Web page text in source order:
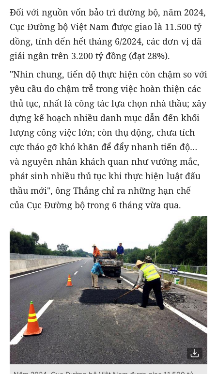
Đối với nguồn vốn bảo trì đường bộ, năm 2024,
Cục Đường bộ Việt Nam được giao là 11.500 tỷ
đồng, tính đến hết tháng 6/2024, các đơn vị đã
giải ngân trên 3.200 tỷ đồng (đạt 28%).
"Nhìn chung, tiến độ thực hiện còn chậm so với
yêu cầu do chậm trễ trong việc hoàn thiện các
thủ tục, nhất là công tác lựa chọn nhà thầu; xây
dựng kế hoạch nhiều danh mục dẫn đến khối
lượng công việc lớn; còn thụ động, chưa tích
cực tháo gỡ khó khăn để đẩy nhanh tiến độ…
và nguyên nhân khách quan như vướng mắc,
phát sinh nhiều thủ tục khi thực hiện luật đấu
thầu mới", ông Thắng chỉ ra những hạn chế
của Cục Đường bộ trong 6 tháng vừa qua.